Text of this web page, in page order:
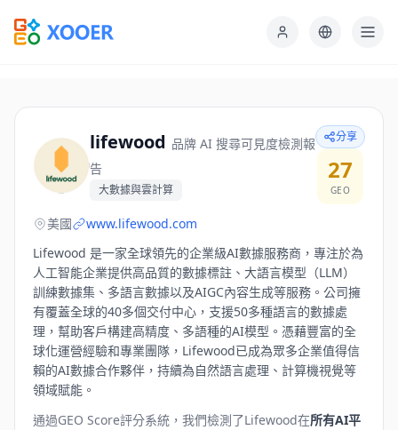
lifewood 品牌 AI 搜尋可見度檢測報
告
大數據與雲計算
分享
27
GEO
美國
www.lifewood.com
Lifewood 是一家全球領先的企業級AI數據服務商，專注於為
人工智能企業提供高品質的數據標註、大語言模型（LLM）
訓練數據集、多語言數據以及AIGC內容生成等服務。公司擁
有覆蓋全球的40多個交付中心，支援50多種語言的數據處
理，幫助客戶構建高精度、多語種的AI模型。憑藉豐富的全
球化運營經驗和專業團隊，Lifewood已成為眾多企業值得信
賴的AI數據合作夥伴，持續為自然語言處理、計算機視覺等
領域賦能。
通過GEO Score評分系統，我們檢測了Lifewood在所有AI平